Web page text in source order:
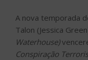
A nova temporada
Talon (Jessica
Waterhouse)
Conspiração